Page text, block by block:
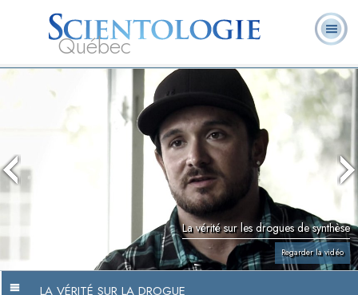
Québec
Qu’est-ce que la
Scientologie ?
Ministres
volontaires
Foire aux
questions
Livres
La vérité sur les drogues de synthèse
Regarder la vidéo
LA VÉRITÉ SUR LA DROGUE